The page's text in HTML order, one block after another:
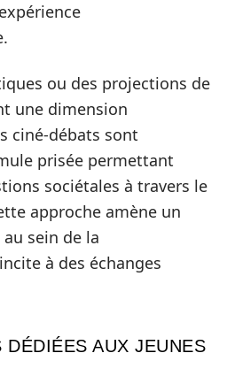
ou des projections de
une dimension
ciné-débats sont
prisée permettant
sociétales à travers le
approche amène un
sein de la
à des échanges
DÉDIÉES AUX JEUNES